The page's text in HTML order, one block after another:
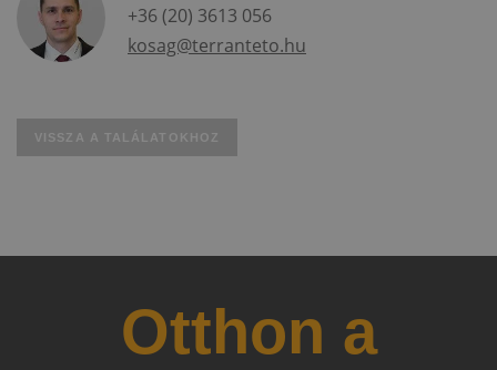
+36 (20) 3613 056
kosag@terranteto.hu
VISSZA A TALÁLATOKHOZ
Otthon a